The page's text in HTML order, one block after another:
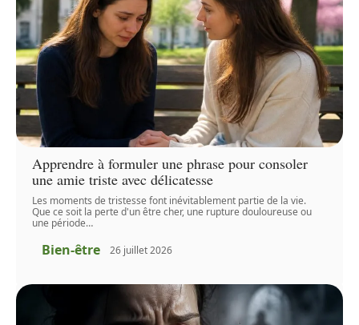
Apprendre à formuler une phrase pour consoler
une amie triste avec délicatesse
Les moments de tristesse font inévitablement partie de la vie.
Que ce soit la perte d'un être cher, une rupture douloureuse ou
une période…
Bien-être 26 juillet 2026